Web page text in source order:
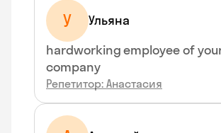
У Ульяна
hardworking employee of
company
Репетитор: Анастасия